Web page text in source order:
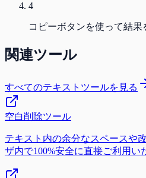
4
コピーボタンを使って結果
関連ツール
すべてのテキストツールを見る
空白削除ツール
テキスト内の余分なスペースや
ザ内で100%安全に直接ご利用い